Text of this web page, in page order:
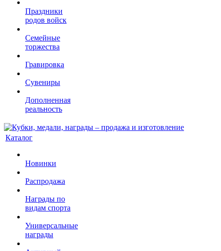
Праздники
родов войск
Семейные
торжества
Гравировка
Сувениры
Дополненная
реальность
Каталог
Новинки
Распродажа
Награды по
видам спорта
Универсальные
награды